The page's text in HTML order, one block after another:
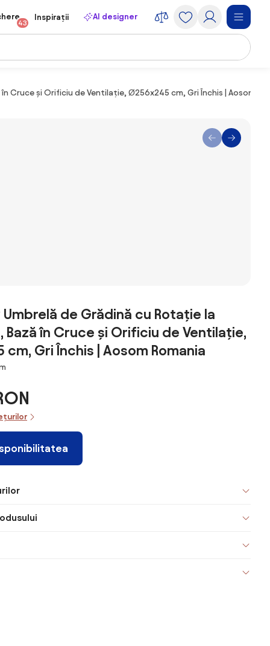
43
Inspirații AI designer
Cruce și Orificiu de Ventilație, Ø256x245 cm, Gri Închis | Aosom
de Grădină cu Rotație la
Bază în Cruce și Orificiu de Ventilație,
Gri Închis | Aosom Romania